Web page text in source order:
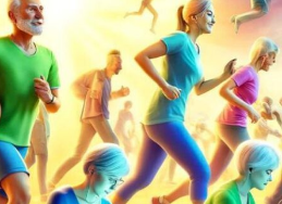
e como reagem a elas.
9 9735-5599